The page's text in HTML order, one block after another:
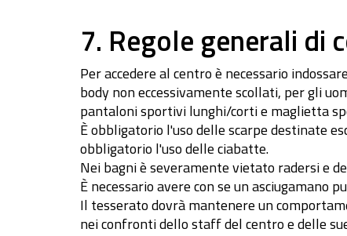
7. Regole generali di
Per accedere al centro è necessario
body non eccessivamente scollati, per gli
pantaloni sportivi lunghi/corti e maglietta
È obbligatorio l'uso delle scarpe destinate
obbligatorio l'uso delle ciabatte.
Nei bagni è severamente vietato radersi e
È necessario avere con se un
Il tesserato dovrà mantenere un
nei confronti dello staff del centro e delle